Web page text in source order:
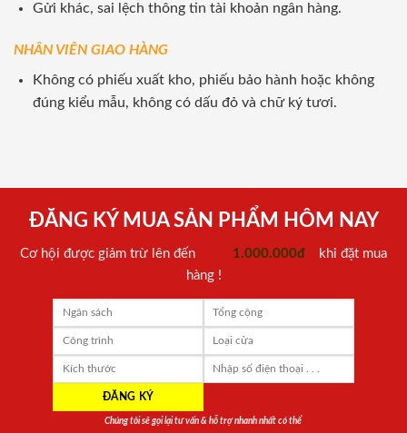
Gửi khác, sai lệch thông tin tài khoản ngân hàng.
NHÂN VIÊN GIAO HÀNG
Không có phiếu xuất kho, phiếu bảo hành hoặc không
đúng kiểu mẫu, không có dấu đỏ và chữ ký tươi.
ĐĂNG KÝ MUA SẢN PHẨM HÔM NAY
Cơ hội được giảm trừ lên đến 1.000.000đ
khi đặt mua
hàng !
Chúng tôi sẽ gọi lại tư vấn & hỗ trợ nhanh nhất có thể